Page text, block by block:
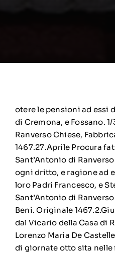
otere le pensioni ad essi
di Cremona, e Fossano.
Ranverso Chiese,
1467.27.Aprile Procura
Sant’Antonio di
ogni dritto, e ragione ad
loro Padri Francesco, e
Sant’Antonio di
Beni. Originale
dal Vicario della Casa di
Lorenzo Maria De
di giornate otto sita nelle